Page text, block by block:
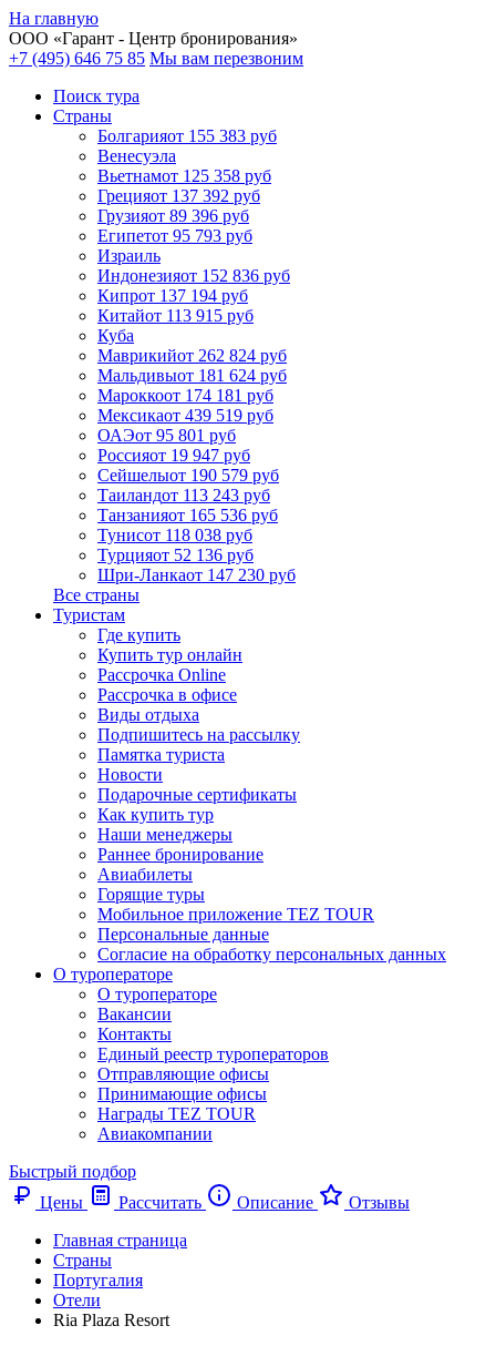
На главную
ООО «Гарант - Центр бронирования»
+7 (495) 646 75 85 Мы вам перезвоним
Поиск тура
Cтраны
Болгарияот 155 383 руб
Венесуэла
Вьетнамот 125 358 руб
Грецияот 137 392 руб
Грузияот 89 396 руб
Египетот 95 793 руб
Израиль
Индонезияот 152 836 руб
Кипрот 137 194 руб
Китайот 113 915 руб
Куба
Маврикийот 262 824 руб
Мальдивыот 181 624 руб
Мароккоот 174 181 руб
Мексикаот 439 519 руб
ОАЭот 95 801 руб
Россияот 19 947 руб
Сейшелыот 190 579 руб
Таиландот 113 243 руб
Танзанияот 165 536 руб
Тунисот 118 038 руб
Турцияот 52 136 руб
Шри-Ланкаот 147 230 руб
Все страны
Туристам
Где купить
Купить тур онлайн
Рассрочка Online
Рассрочка в офисе
Виды отдыха
Подпишитесь на рассылку
Памятка туриста
Новости
Подарочные сертификаты
Как купить тур
Наши менеджеры
Раннее бронирование
Авиабилеты
Горящие туры
Мобильное приложение TEZ TOUR
Персональные данные
Согласие на обработку персональных данных
О туроператоре
О туроператоре
Вакансии
Контакты
Единый реестр туроператоров
Отправляющие офисы
Принимающие офисы
Награды TEZ TOUR
Авиакомпании
Быстрый подбор
Цены
Рассчитать Описание
Отзывы
Главная страница
Cтраны
Португалия
Отели
Ria Plaza Resort